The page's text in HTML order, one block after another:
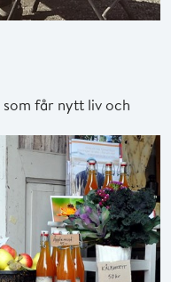
får nytt liv och